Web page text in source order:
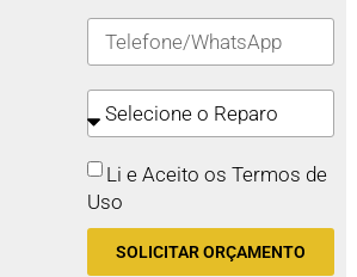
Li e Aceito os Termos de
Uso
SOLICITAR ORÇAMENTO